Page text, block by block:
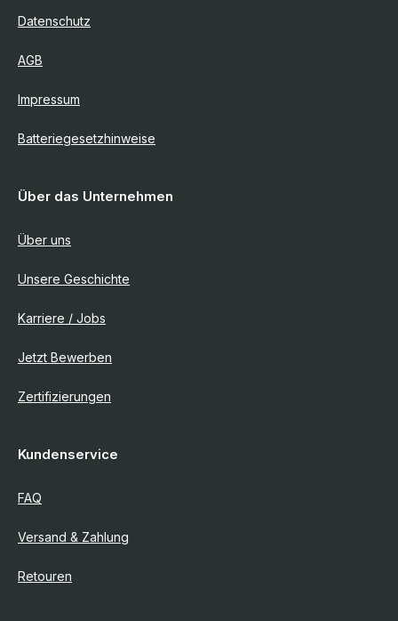
Datenschutz
AGB
Impressum
Batteriegesetzhinweise
Über das Unternehmen
Über uns
Unsere Geschichte
Karriere / Jobs
Jetzt Bewerben
Zertifizierungen
Kundenservice
FAQ
Versand & Zahlung
Retouren